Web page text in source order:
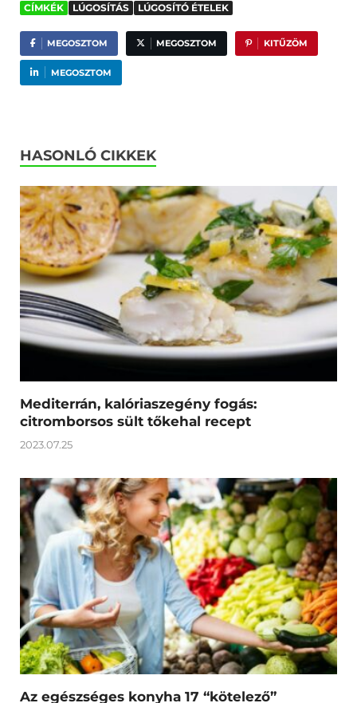
CÍMKÉK LÚGOSÍTÁS LÚGOSÍTÓ ÉTELEK
MEGOSZTOM MEGOSZTOM KITŰZÖM
MEGOSZTOM
HASONLÓ CIKKEK
Mediterrán, kalóriaszegény fogás:
citromborsos sült tőkehal recept
2023.07.25
Az egészséges konyha 17 “kötelező”